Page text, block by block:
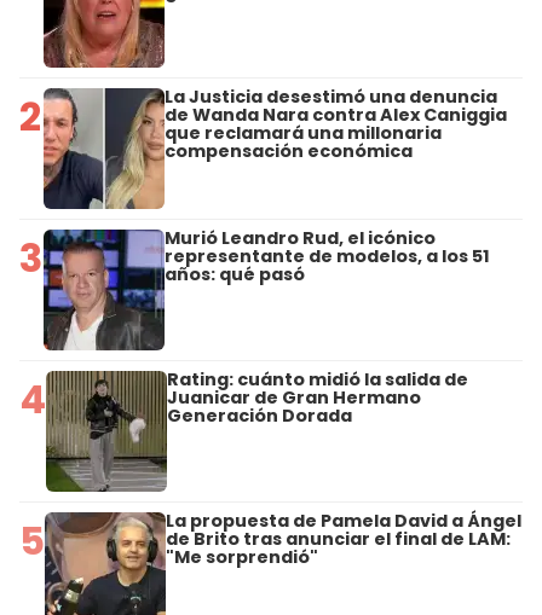
2 La Justicia desestimó una denuncia
de Wanda Nara contra Alex Caniggia
que reclamará una millonaria
compensación económica
3 Murió Leandro Rud, el icónico
representante de modelos, a los 51
años: qué pasó
4 Rating: cuánto midió la salida de
Juanicar de Gran Hermano
Generación Dorada
5 La propuesta de Pamela David a Ángel
de Brito tras anunciar el final de LAM:
"Me sorprendió"